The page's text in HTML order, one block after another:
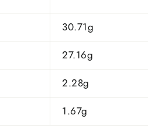
30.71g
27.16g
2.28g
1.67g